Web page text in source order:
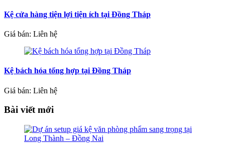
Kệ cửa hàng tiện lợi tiện ích tại Đồng Tháp
Giá bán: Liên hệ
Kệ bách hóa tổng hợp tại Đồng Tháp
Giá bán: Liên hệ
Bài viết mới